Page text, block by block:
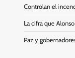
Controlan el
La cifra que
Paz y